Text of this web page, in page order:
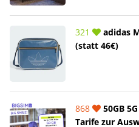
321
adidas
(statt 46€)
868
50GB
Tarife zur